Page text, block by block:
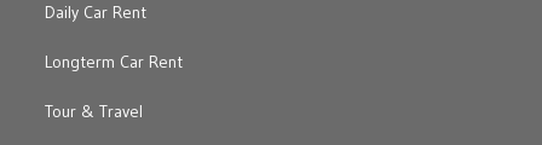
Daily Car Rent
Longterm Car Rent
Tour & Travel